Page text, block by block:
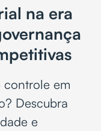
na era
controle em
Descubra
e